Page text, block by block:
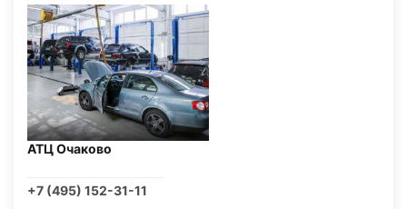
АТЦ Очаково
+7 (495) 152-31-11